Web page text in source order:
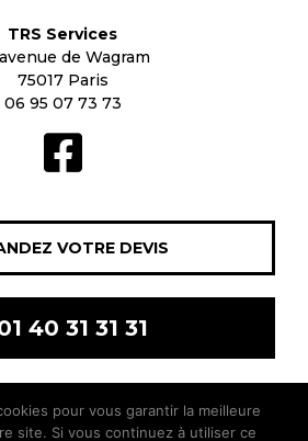
TRS Services
de Wagram
75017 Paris
06 95 07 73 73
VOTRE DEVIS
40 31 31 31
droits réservés | Mentions légales
pour vous garantir la meilleure
site. Si vous continuez à utiliser ce